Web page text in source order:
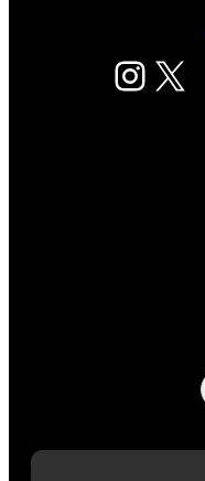
X اینستاگرم